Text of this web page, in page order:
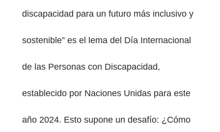
discapacidad para un futuro más inclusivo y
sostenible” es el lema del Día Internacional
de las Personas con Discapacidad,
establecido por Naciones Unidas para este
año 2024. Esto supone un desafío: ¿Cómo